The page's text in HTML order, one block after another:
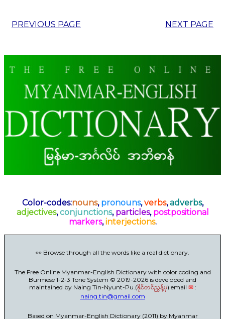
PREVIOUS PAGE NEXT PAGE
Color-codes:nouns, pronouns,verbs,adverbs,
adjectives,conjunctions, particles, postpositional
markers,interjections.
👀 Browse through all the words like a real dictionary.
The Free Online Myanmar-English Dictionary with color coding and
Burmese 1-2-3 Tone System © 2019-2026 is developed and
maintained by Naing Tin-Nyunt-Pu.(နိုင်တင်ညွန့်ပု) email ✉:
naing.tin@gmail.com
Based on Myanmar-English Dictionary (2011) by Myanmar